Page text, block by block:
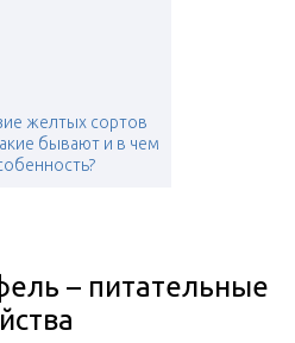
желтых сортов
бывают и в чем
– питательные